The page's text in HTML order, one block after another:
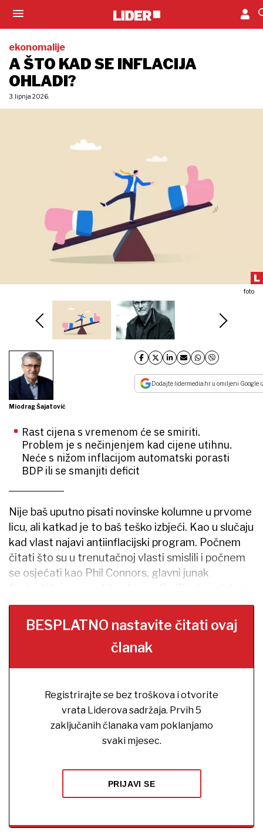
ekonomalije
A ŠTO KAD SE INFLACIJA
OHLADI?
3. lipnja 2026.
foto
Miodrag Šajatović
Dodajte lidermedia.hr u omiljeni Google
Rast cijena s vremenom će se smiriti.
Problem je s nečinjenjem kad cijene utihnu.
Neće s nižom inflacijom automatski porasti
BDP ili se smanjiti deficit
Nije baš uputno pisati novinske kolumne u prvome
licu, ali katkad je to baš teško izbjeći. Kao u slučaju
kad vlast najavi antiinflacijski program. Počnem
čitati što su u trenutačnoj vlasti smislili i počnem
se osjećati kao Phil Connors, glavni junak
BESPLATNO nastavite čitati ovaj
članak
Registrirajte se bez troškova i otvorite
vrata Liderova sadržaja. Prvih 5
zaključanih članaka vam poklanjamo
svaki mjesec.
PRIJAVI SE